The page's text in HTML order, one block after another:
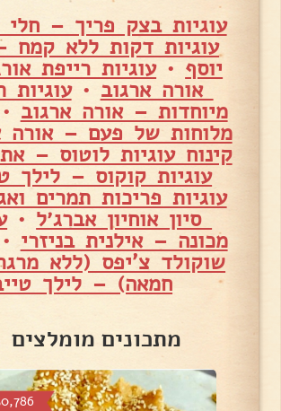
עוגיות בצק פריך – חלי
עוגיות דקות ללא קמח
יוסף •עוגיות רייפת
אורה ארגוב •עוגיות
מיוחדות – אורה ארגוב
מלוחות של פעם – אורה
קינוח עוגיות לוטוס –
עוגיות קוקוס – לילך
עוגיות פריכות תמרים
סיון אוחיון אברג׳ל •
מכונה – אילנית בניזרי
שוקולד צ'יפס (ללא
חמאה) – לילך
מתכונים מומלצים
50,786